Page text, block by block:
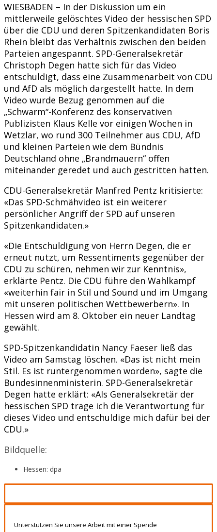
WIESBADEN – In der Diskussion um ein
mittlerweile gelöschtes Video der hessischen SPD
über die CDU und deren Spitzenkandidaten Boris
Rhein bleibt das Verhältnis zwischen den beiden
Parteien angespannt. SPD-Generalsekretär
Christoph Degen hatte sich für das Video
entschuldigt, dass eine Zusammenarbeit von CDU
und AfD als möglich dargestellt hatte. In dem
Video wurde Bezug genommen auf die
„Schwarm“-Konferenz des konservativen
Publizisten Klaus Kelle vor einigen Wochen in
Wetzlar, wo rund 300 Teilnehmer aus CDU, AfD
und kleinen Parteien wie dem Bündnis
Deutschland ohne „Brandmauern“ offen
miteinander geredet und auch gestritten hatten.
CDU-Generalsekretär Manfred Pentz kritisierte:
«Das SPD-Schmähvideo ist ein weiterer
persönlicher Angriff der SPD auf unseren
Spitzenkandidaten.»
«Die Entschuldigung von Herrn Degen, die er
erneut nutzt, um Ressentiments gegenüber der
CDU zu schüren, nehmen wir zur Kenntnis»,
erklärte Pentz. Die CDU führe den Wahlkampf
«weiterhin fair in Stil und Sound und im Umgang
mit unseren politischen Wettbewerbern». In
Hessen wird am 8. Oktober ein neuer Landtag
gewählt.
SPD-Spitzenkandidatin Nancy Faeser ließ das
Video am Samstag löschen. «Das ist nicht mein
Stil. Es ist runtergenommen worden», sagte die
Bundesinnenministerin. SPD-Generalsekretär
Degen hatte erklärt: «Als Generalsekretär der
hessischen SPD trage ich die Verantwortung für
dieses Video und entschuldige mich dafür bei der
CDU.»
Bildquelle:
Hessen: dpa
Unterstützen Sie unsere Arbeit mit einer Spende